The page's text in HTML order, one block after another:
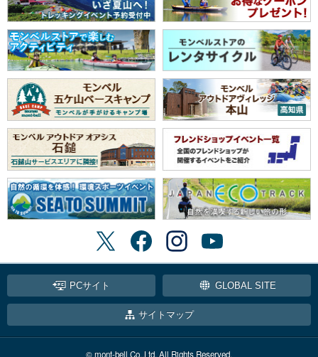
PCサイト GLOBAL SITE
サイトマップ
© mont-bell Co.,Ltd. All Rights Reserved.